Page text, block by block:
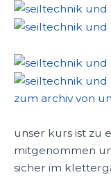
zum archiv von
unser kurs ist zu
mitgenommen
sicher im